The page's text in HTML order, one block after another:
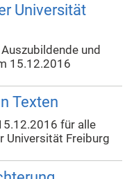
Universität
und
15.12.2016
Texten
für alle
Universität Freiburg